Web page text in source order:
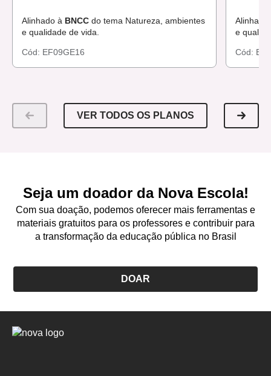
Alinhado à BNCC do tema Natureza, ambientes
e qualidade de vida.
Cód: EF09GE16
e
Cód:
VER TODOS OS PLANOS
Seja um doador da Nova Escola!
Com sua doação, podemos oferecer mais ferramentas e
materiais gratuitos para os professores e contribuir para
a transformação da educação pública no Brasil
DOAR
Logo